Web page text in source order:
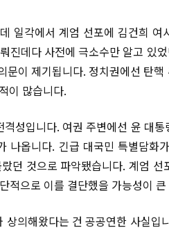
일각에서 계엄 선포에 김건희 여
진데다 사전에 극소수만 알고 있
이 제기됩니다. 정치권에선 탄
이 많습니다.
성입니다. 여권 주변에선 윤 대통
나옵니다. 긴급 대국민 특별담화
던 것으로 파악됐습니다. 계엄 선
적으로 이를 결단했을 가능성이
의해왔다는 건 공공연한 사실입